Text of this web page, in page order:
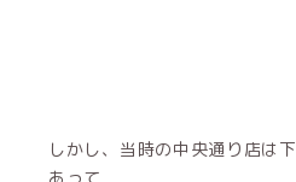
しかし、当時の中央通り店は